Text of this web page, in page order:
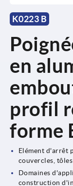
K0223 B
en
profil
forme
Elément d'arrêt
couvercles,
Domaines
construction